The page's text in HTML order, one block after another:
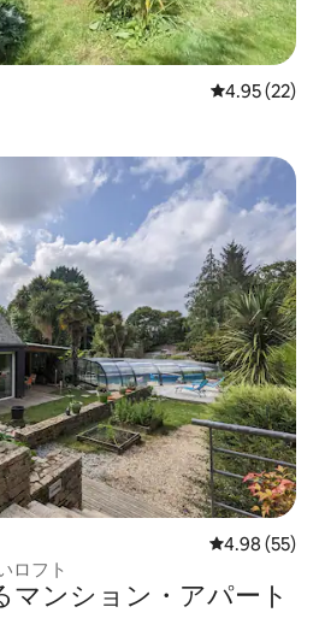
レビュー22
4.95 (22)
です。
レビュー55
4.98 (55)
ロフト
マンション・アパート